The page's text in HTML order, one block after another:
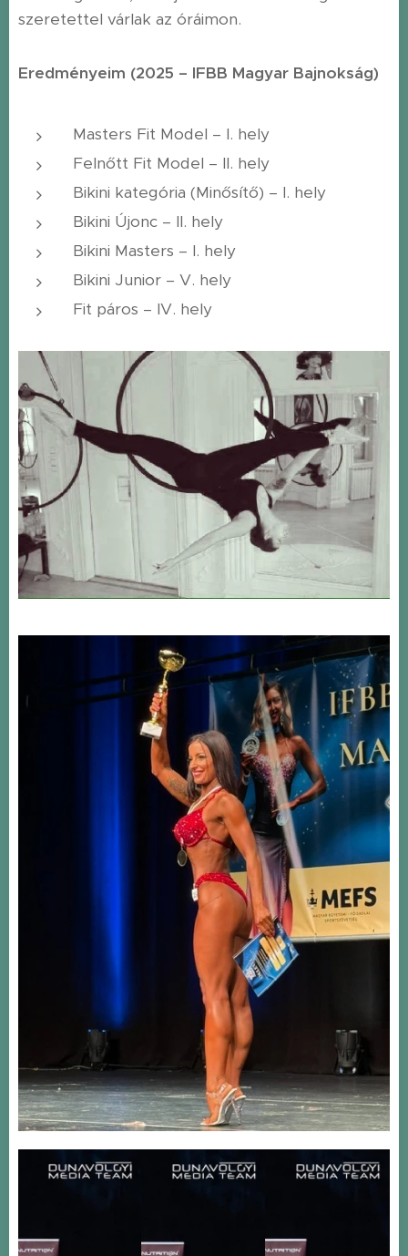
szeretettel várlak az óráimon.
Eredményeim (2025 – IFBB Magyar Bajnokság)
Masters Fit Model – I. hely
Felnőtt Fit Model – II. hely
Bikini kategória (Minősítő) – I. hely
Bikini Újonc – II. hely
Bikini Masters – I. hely
Bikini Junior – V. hely
Fit páros – IV. hely